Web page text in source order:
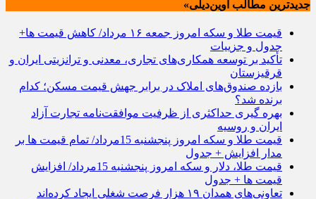
جدیدترین مطالب آوین‌دیلی»
قیمت طلا و سکه امروز جمعه ۱۶ مرداد/ کاهش قیمت ها+
جدول و جزییات
تأکید بر توسعه همکاری‌های تجاری، معدنی و ترانزیتی ایران و
قرقیزستان
بازده صندوق‌های املاک در برابر جهش قیمت مسکن؛ کدام
برنده شد؟
بهره گیری حداکثری از ظرفیت موافقت‌نامه تجارت آزاد
ایران و روسیه
قیمت طلا و سکه امروز پنجشنبه 15مرداد/ تمام قیمت ها بر
مدار افزایش + جدول
قیمت طلا، دلار و سکه امروز پنجشنبه 15مرداد/ افزایش
قیمت ها + جدول
تعاونی‌های همدان ۱۹ هزار فرصت شغلی ایجاد کرده‌اند